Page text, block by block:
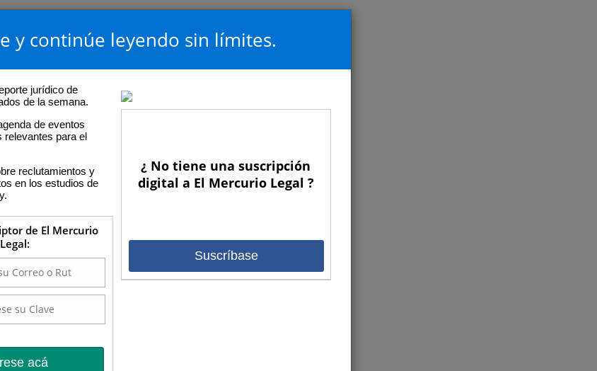
y continúe leyendo sin límites.
jurídico de
de la semana.
de eventos
relevantes para el
reclutamientos y
en los estudios de
de El Mercurio
Legal:
acá
¿ No tiene una suscripción
digital a El Mercurio Legal ?
Suscríbase